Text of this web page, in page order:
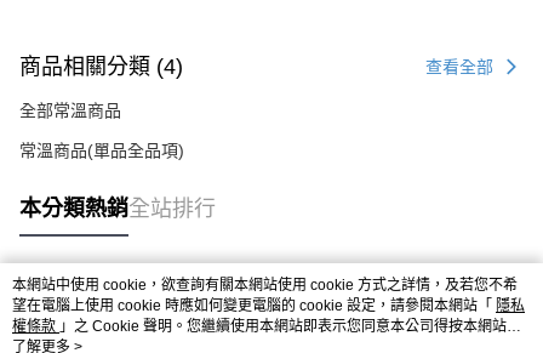
商品相關分類 (4) 查看全部
全部常溫商品
常溫商品(單品全品項)
本分類熱銷全站排行
熱門標籤
本網站中使用 cookie，欲查詢有關本網站使用 cookie 方式之詳情，及若您不希
望在電腦上使用 cookie 時應如何變更電腦的 cookie 設定，請參閱本網站「 隱私
權條款 」之 Cookie 聲明。您繼續使用本網站即表示您同意本公司得按本網站使
用條款之 Cookie 聲明使用 cookie。
了解更多 >